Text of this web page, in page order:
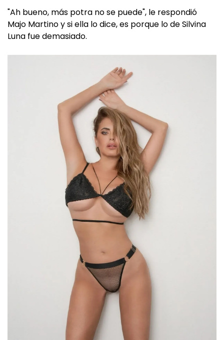
"Ah bueno, más potra no se puede", le respondió
Majo Martino y si ella lo dice, es porque lo de Silvina
Luna fue demasiado.